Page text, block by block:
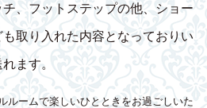
、フットステップの他、ショー
取り入れた内容となっておりい
ます。
ルームで楽しいひとときをお過ごしいた